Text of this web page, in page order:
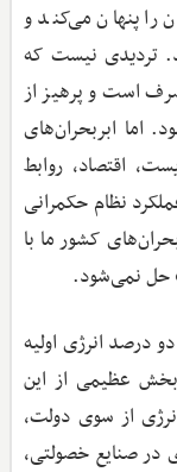
را پنهان می‌کند و
تردیدی نیست که
است و پرهیز از
ابربحران‌های
اقتصاد، روابط
نظام حکمرانی
کشور ما با
حل نمی‌شود.
درصد انرژی اولیه
بخش عظیمی از این
از سوی دولت،
در صنایع خصولتی،